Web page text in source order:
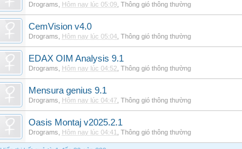
Drograms Hôm nay lúc 05:09 Thông gió thông thường
CemVision v4.0
Drograms Hôm nay lúc 05:04 Thông gió thông thường
EDAX OIM Analysis 9.1
Drograms Hôm nay lúc 04:52 Thông gió thông thường
Mensura genius 9.1
Drograms Hôm nay lúc 04:47 Thông gió thông thường
Oasis Montaj v2025.2.1
Drograms Hôm nay lúc 04:41 Thông gió thông thường